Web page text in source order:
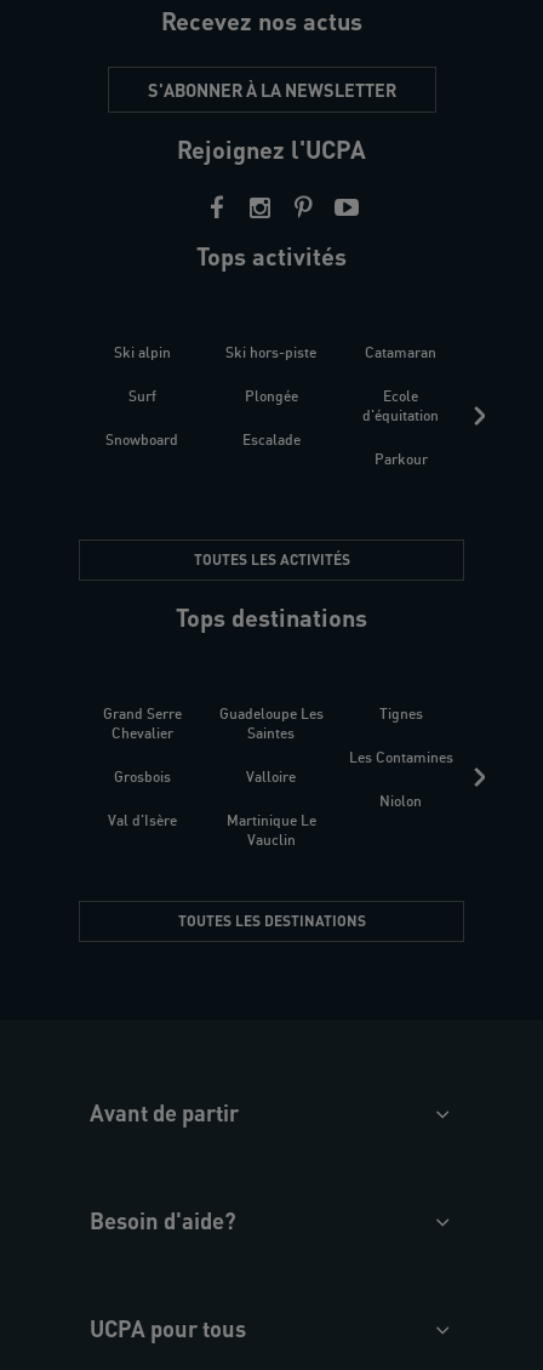
Recevez nos actus
S'ABONNER À LA NEWSLETTER
Rejoignez l'UCPA
Tops activités
Ski alpin
Surf
Snowboard
Ski hors-piste
Plongée
Escalade
Catamaran
Ecole
d'équitation
Parkour
TOUTES LES ACTIVITÉS
Tops destinations
Grand Serre
Chevalier
Grosbois
Val d'Isère
Guadeloupe Les
Saintes
Valloire
Martinique Le
Vauclin
Tignes
Les Contamines
Niolon
TOUTES LES DESTINATIONS
Avant de partir
Besoin d'aide?
UCPA pour tous